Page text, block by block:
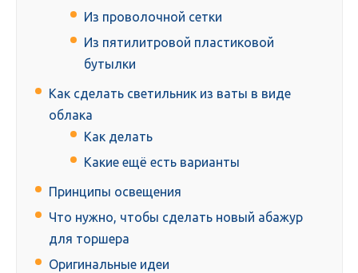
Из проволочной сетки
Из пятилитровой пластиковой
бутылки
Как сделать светильник из ваты в виде
облака
Как делать
Какие ещё есть варианты
Принципы освещения
Что нужно, чтобы сделать новый абажур
для торшера
Оригинальные идеи